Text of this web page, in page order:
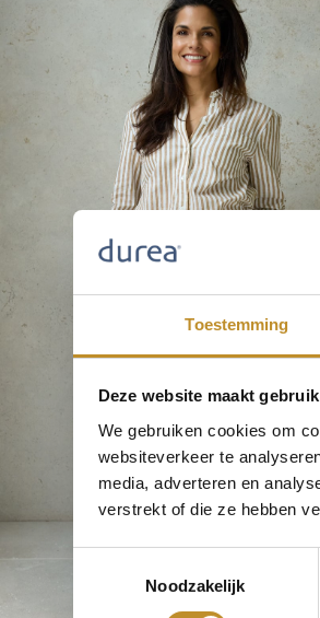
Toestemming
Deze website maakt
We gebruiken cookies om
websiteverkeer te
media, adverteren en
verstrekt of die ze hebben
Noodzakelijk